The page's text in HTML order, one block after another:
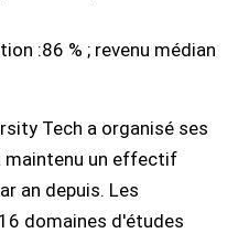
:86 % ; revenu médian
Tech a organisé ses
maintenu un effectif
an depuis. Les
domaines d'études